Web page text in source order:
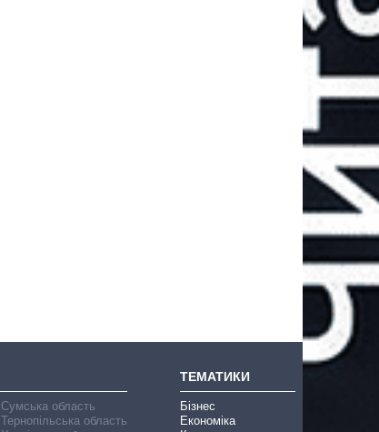
Сумська область
Тернопільська область
ТЕМАТИКИ
Бізнес
Економіка